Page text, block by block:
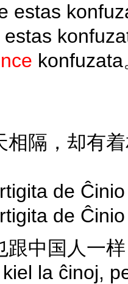
estas
相隔，却有
de
de
跟中国人一
la ĉinoj,